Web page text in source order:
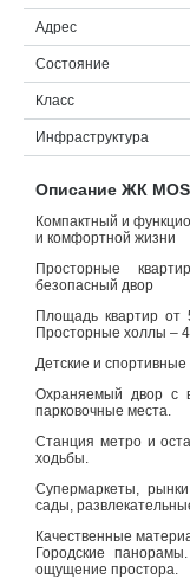
Агентства
Объявления
Кабинет
Адрес
Состояние
Класс
Инфраструктура
Описание ЖК
Компактный и
и комфортной жизни
Просторные
безопасный двор
Площадь квартир
Просторные холлы –
Детские и
Охраняемый двор с
парковочные места.
Станция метро и
ходьбы.
Супермаркеты,
сады,
Качественные
Городские
ощущение простора.